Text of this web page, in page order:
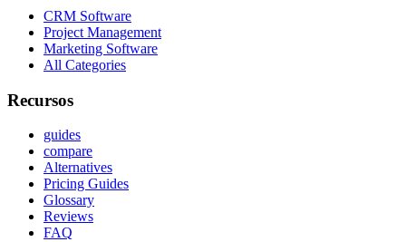
CRM Software
Project Management
Marketing Software
All Categories
Recursos
guides
compare
Alternatives
Pricing Guides
Glossary
Reviews
FAQ